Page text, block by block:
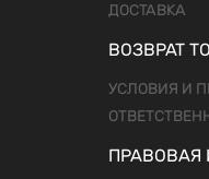
ДОСТАВКА
ВОЗВРАТ
УСЛОВИЯ И